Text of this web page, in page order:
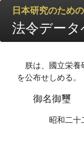
日本研究のため
法令データ
朕は、國立栄
を公布せしめる。
御名御璽
昭和二十